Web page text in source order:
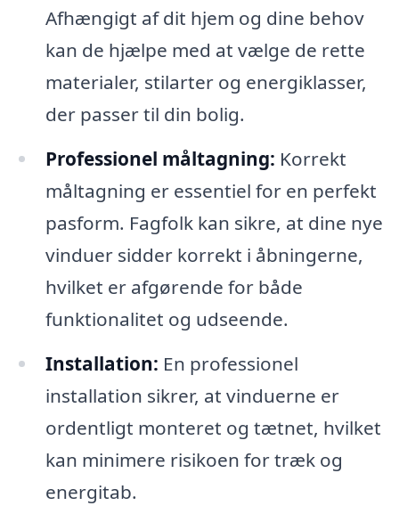
Afhængigt af dit hjem og dine behov
kan de hjælpe med at vælge de rette
materialer, stilarter og energiklasser,
der passer til din bolig.
Professionel måltagning: Korrekt
måltagning er essentiel for en perfekt
pasform. Fagfolk kan sikre, at dine nye
vinduer sidder korrekt i åbningerne,
hvilket er afgørende for både
funktionalitet og udseende.
Installation: En professionel
installation sikrer, at vinduerne er
ordentligt monteret og tætnet, hvilket
kan minimere risikoen for træk og
energitab.